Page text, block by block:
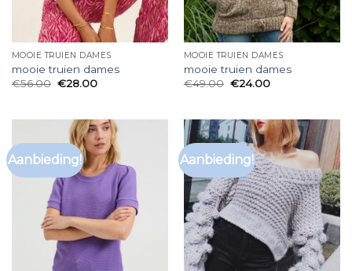
MOOIE TRUIEN DAMES
mooie truien dames
€56.00 €28.00
MOOIE TRUIEN DAMES
mooie truien dames
€49.00 €24.00
Aanbieding! Aanbieding!